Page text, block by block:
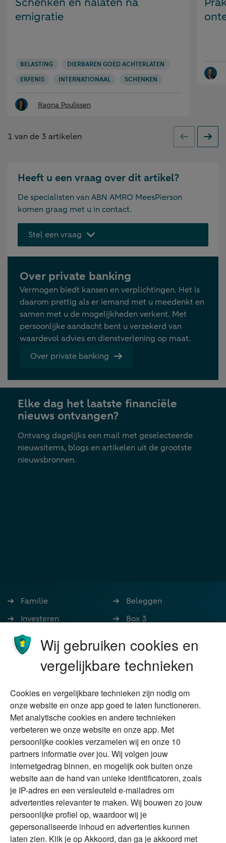
emigratie
BELASTING
DIERBAREN GOED ACHTERLATEN
ERFENIS
INTERNATIONAAL SCHENKEN
Ragna Poulissen
1 van de 3 artikelen Vorige
Heeft u een vraag over dit artikel?
De specialisten van ABN AMRO MeesPierson
komen graag met u in contact.
Stel een vraag
Over private banking
Vermogen biedt kansen en verplichtingen. Het is
daarom prettig als er iemand met u meedenkt en
samen met u de mogelijkheden verkent. Met
persoonlijke aandacht bent u verzekerd van
waardevol advies en dienstverlening op maat.
Over private banking
Elke dag het laatste financiële
nieuws ontvangen?
Ontvang dagelijks een mail met geselecteerde
nieuwsitems, blogs en artikelen uit de grootste
nieuwsbronnen.
Familie
Investeren
Ondernemen
Stoppen met werken
Wonen
Beleggen
Box 3
Nalatenschap
Schenken
Duurzaam
Vermogensplanning
Tweede huis in
buitenland
DGA
Erfenis
Over Financial Focus
Specialisten
Financial Focus
magazine
The Exit Years
Contact
Alles voor en over vermogenden.
Wij gebruiken cookies en
vergelijkbare technieken
Cookies en vergelijkbare technieken zijn nodig om
onze website en onze app goed te laten functioneren.
Met analytische cookies en andere technieken
verbeteren we onze website en onze app. Met
persoonlijke cookies verzamelen wij en onze 10
partners informatie over jou. Wij volgen jouw
internetgedrag binnen, en mogelijk ook buiten onze
website aan de hand van unieke identificatoren, zoals
je IP-adres en een versleuteld e-mailadres om
advertenties relevanter te maken. Wij bouwen zo jouw
persoonlijke profiel op, waardoor wij je
gepersonaliseerde inhoud en advertenties kunnen
laten zien. Klik je op Akkoord, dan ga je akkoord met